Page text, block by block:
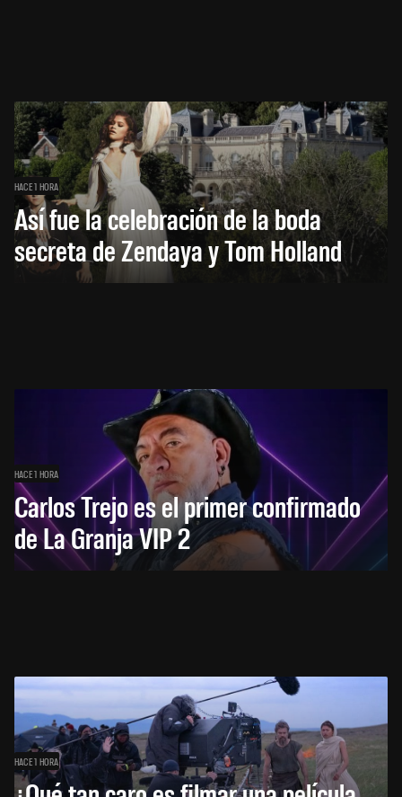
HACE 1 HORA
Así fue la celebración de la boda
secreta de Zendaya y Tom Holland
HACE 1 HORA
Carlos Trejo es el primer confirmado
de La Granja VIP 2
HACE 1 HORA